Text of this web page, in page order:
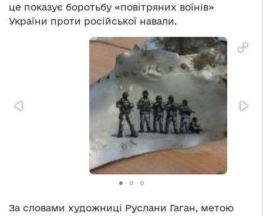
це показує боротьбу «повітряних воїнів»
України проти російської навали.
За словами художниці Руслани Гаган, метою